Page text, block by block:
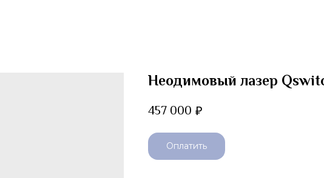
Неодимовый лазер
457 000 ₽
Оплатить